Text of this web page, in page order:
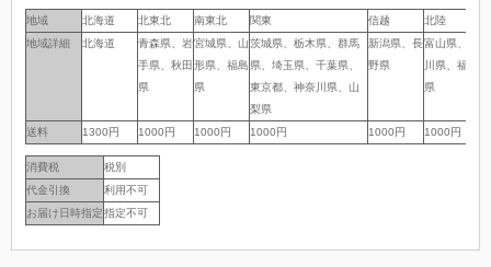
地域 北海道 北東北 南東北 関東 信越 北陸
地域詳細
北海道
青森県、岩
手県、秋田
県
宮城県、山
形県、福島
県
茨城県、栃木県、群馬
県、埼玉県、千葉県、
東京都、神奈川県、山
梨県
新潟県、長
野県
富山県、石
川県、福井
県
送料 1300円 1000円 1000円 1000円 1000円 1000円
地域
地域詳細
送料
消費税
税別
代金引換
利用不可
お届け日時指定指定不可